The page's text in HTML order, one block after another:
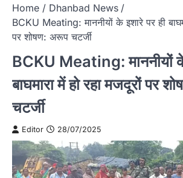
Home
Dhanbad News
BCKU Meating: माननीयों के इशारे पर ही
पर शोषण: अरूप चटर्जी
BCKU Meating: माननीयों के
बाघमारा में हो रहा मजदूरों पर
चटर्जी
Editor 28/07/2025